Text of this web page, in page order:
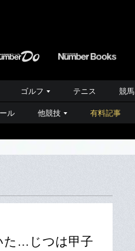
ゴルフ テニス 競馬
ル 他競技 有料記事
た…じつは甲子